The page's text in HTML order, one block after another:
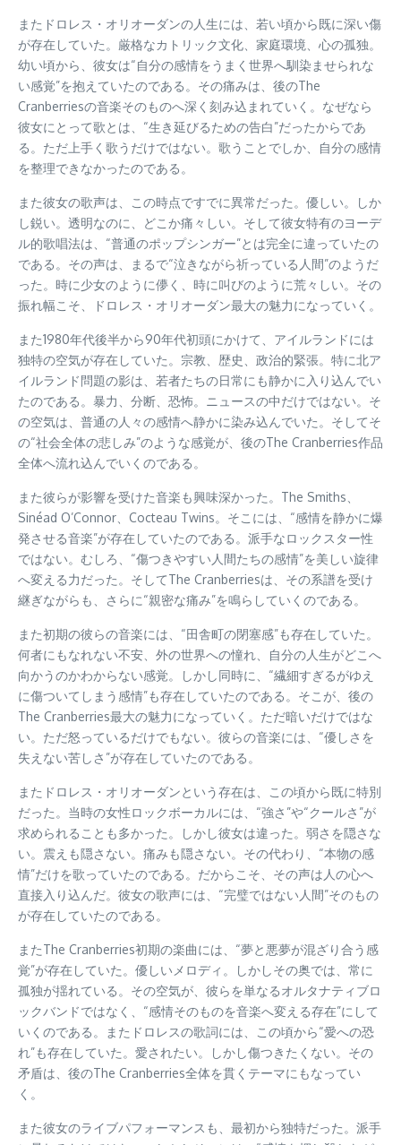
またドロレス・オリオーダンの人生には、若い頃から既に深い傷
が存在していた。厳格なカトリック文化、家庭環境、心の孤独。
幼い頃から、彼女は“自分の感情をうまく世界へ馴染ませられな
い感覚”を抱えていたのである。その痛みは、後のThe
Cranberriesの音楽そのものへ深く刻み込まれていく。なぜなら
彼女にとって歌とは、“生き延びるための告白”だったからであ
る。ただ上手く歌うだけではない。歌うことでしか、自分の感情
を整理できなかったのである。
また彼女の歌声は、この時点ですでに異常だった。優しい。しか
し鋭い。透明なのに、どこか痛々しい。そして彼女特有のヨーデ
ル的歌唱法は、“普通のポップシンガー”とは完全に違っていたの
である。その声は、まるで“泣きながら祈っている人間”のようだ
った。時に少女のように儚く、時に叫びのように荒々しい。その
振れ幅こそ、ドロレス・オリオーダン最大の魅力になっていく。
また1980年代後半から90年代初頭にかけて、アイルランドには
独特の空気が存在していた。宗教、歴史、政治的緊張。特に北ア
イルランド問題の影は、若者たちの日常にも静かに入り込んでい
たのである。暴力、分断、恐怖。ニュースの中だけではない。そ
の空気は、普通の人々の感情へ静かに染み込んでいた。そしてそ
の“社会全体の悲しみ”のような感覚が、後のThe Cranberries作品
全体へ流れ込んでいくのである。
また彼らが影響を受けた音楽も興味深かった。The Smiths、
Sinéad O’Connor、Cocteau Twins。そこには、“感情を静かに爆
発させる音楽”が存在していたのである。派手なロックスター性
ではない。むしろ、“傷つきやすい人間たちの感情”を美しい旋律
へ変える力だった。そしてThe Cranberriesは、その系譜を受け
継ぎながらも、さらに“親密な痛み”を鳴らしていくのである。
また初期の彼らの音楽には、“田舎町の閉塞感”も存在していた。
何者にもなれない不安、外の世界への憧れ、自分の人生がどこへ
向かうのかわからない感覚。しかし同時に、“繊細すぎるがゆえ
に傷ついてしまう感情”も存在していたのである。そこが、後の
The Cranberries最大の魅力になっていく。ただ暗いだけではな
い。ただ怒っているだけでもない。彼らの音楽には、“優しさを
失えない苦しさ”が存在していたのである。
またドロレス・オリオーダンという存在は、この頃から既に特別
だった。当時の女性ロックボーカルには、“強さ”や“クールさ”が
求められることも多かった。しかし彼女は違った。弱さを隠さな
い。震えも隠さない。痛みも隠さない。その代わり、“本物の感
情”だけを歌っていたのである。だからこそ、その声は人の心へ
直接入り込んだ。彼女の歌声には、“完璧ではない人間”そのもの
が存在していたのである。
またThe Cranberries初期の楽曲には、“夢と悪夢が混ざり合う感
覚”が存在していた。優しいメロディ。しかしその奥では、常に
孤独が揺れている。その空気が、彼らを単なるオルタナティブロ
ックバンドではなく、“感情そのものを音楽へ変える存在”にして
いくのである。またドロレスの歌詞には、この頃から“愛への恐
れ”も存在していた。愛されたい。しかし傷つきたくない。その
矛盾は、後のThe Cranberries全体を貫くテーマにもなってい
く。
また彼女のライブパフォーマンスも、最初から独特だった。派手